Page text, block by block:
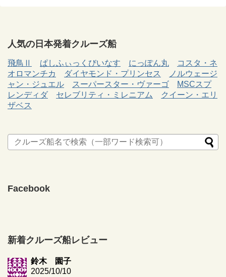
人気の日本発着クルーズ船
飛鳥Ⅱ ぱしふぃっくびいなす にっぽん丸
コスタ・ネ
オロマンチカ
ダイヤモンド・プリンセス
ノルウェージ
ャン・ジュエル
スーパースター・ヴァーゴ
MSCスプ
レンディダ
セレブリティ・ミレニアム
クイーン・エリ
ザベス
Facebook
新着クルーズ船レビュー
鈴木 園子
2025/10/10